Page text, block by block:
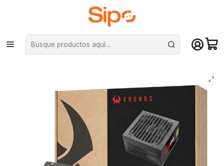
¡Compra hasta mediodía y recibe hoy! De lunes a sábado en el gran
Santiago. Envío gratis desde $29.990
Inicio Componentes PC Fuentes de Poder Certificadas
Fuente de Poder Kronos DG850 850W 80+ Gold ATX Full Modular